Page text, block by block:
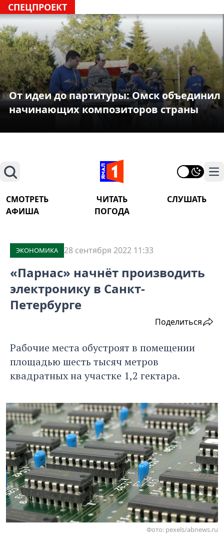
СПЕЦПРОЕКТ
От идеи до партитуры: Омск объединил
начинающих композиторов страны
Поиск
СМОТРЕТЬ ЧИТАТЬ
СЛУШАТЬ
АФИША
ПОГОДА
ЭКОНОМИКА 28 сентября 2022 11:33
«Парнас» начнёт производить
электронику в Санкт-
Петербурге
Поделиться
Рабочие места обустроят в помещении
площадью шесть тысяч метров
квадратных на участке 1,2 гектара.
Фото: pexels/abnews.ru